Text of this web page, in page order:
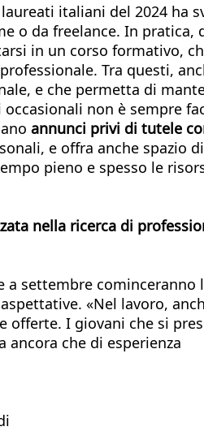
italiani del 2024 ha
o da freelance. In
in un corso formativo,
Tra questi,
e che permetta di
non è sempre
annunci privi di tutele
e offra anche spazio
pieno e spesso le
nella ricerca di
settembre
«Nel lavoro,
offerte. I giovani che si
che di esperienza